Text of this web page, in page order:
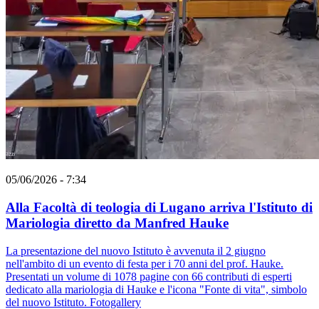
05/06/2026 - 7:34
Alla Facoltà di teologia di Lugano arriva l'Istituto di
Mariologia diretto da Manfred Hauke
La presentazione del nuovo Istituto è avvenuta il 2 giugno
nell'ambito di un evento di festa per i 70 anni del prof. Hauke.
Presentati un volume di 1078 pagine con 66 contributi di esperti
dedicato alla mariologia di Hauke e l'icona "Fonte di vita", simbolo
del nuovo Istituto. Fotogallery